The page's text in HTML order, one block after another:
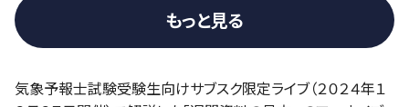
もっと見る
気象予報士試験受験生向けサブスク限定ライブ（２０２４年１